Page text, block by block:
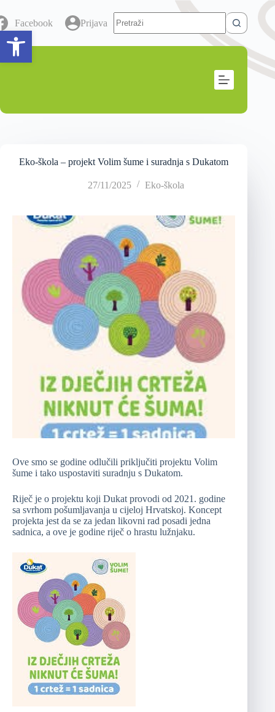
Open toolbar
Facebook Prijava
Eko-škola – projekt Volim šume i suradnja s Dukatom
27/11/2025 Eko-škola
Ove smo se godine odlučili priključiti projektu Volim
šume i tako uspostaviti suradnju s Dukatom.
Riječ je o projektu koji Dukat provodi od 2021. godine
sa svrhom pošumljavanja u cijeloj Hrvatskoj. Koncept
projekta jest da se za jedan likovni rad posadi jedna
sadnica, a ove je godine riječ o hrastu lužnjaku.